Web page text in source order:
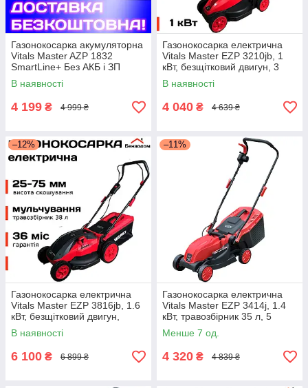
Газонокосарка акумуляторна
Vitals Master AZP 1832
SmartLine+ Без АКБ і ЗП
+БЕЗКОШТОВНА АДРЕСНА
ДОСТАВКА!
В наявності
4 199 ₴ 4 999 ₴
Газонокосарка електрична
Vitals Master EZP 3210jb, 1
кВт, безщітковий двигун, 3
рівні висоти скошування
В наявності
4 040 ₴ 4 639 ₴
–12%
Газонокосарка електрична
Vitals Master EZP 3816jb, 1.6
кВт, безщітковий двигун,
мульчування +
БЕЗКОШТОВНА ДОСТАВКА!
В наявності
6 100 ₴ 6 899 ₴
–11%
Газонокосарка електрична
Vitals Master EZP 3414j, 1.4
кВт, травозбірник 35 л, 5
рівнів висоти скошування
Менше 7 од.
4 320 ₴ 4 839 ₴